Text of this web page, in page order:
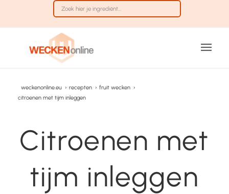
weckenonline.eu › recepten › fruit wecken ›
citroenen met tijm inleggen
Citroenen met
tijm inleggen